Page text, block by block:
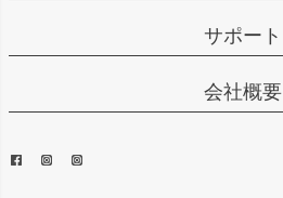
サポート
会社概要